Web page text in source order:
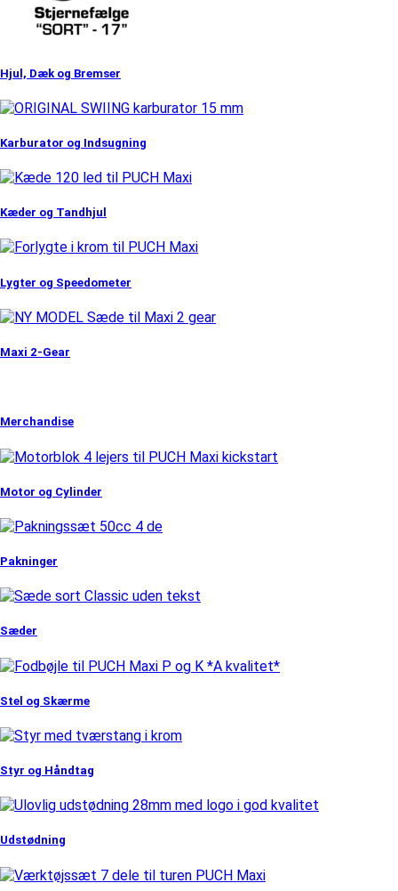
Hjul, Dæk og Bremser
Karburator og Indsugning
Kæder og Tandhjul
Lygter og Speedometer
Maxi 2-Gear
Merchandise
Motor og Cylinder
Pakninger
Sæder
Stel og Skærme
Styr og Håndtag
Udstødning